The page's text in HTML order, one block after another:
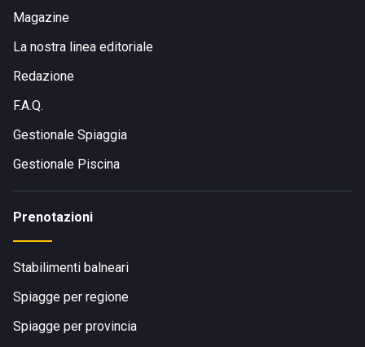
Magazine
La nostra linea editoriale
Redazione
F.A.Q.
Gestionale Spiaggia
Gestionale Piscina
Prenotazioni
Stabilimenti balneari
Spiagge per regione
Spiagge per provincia